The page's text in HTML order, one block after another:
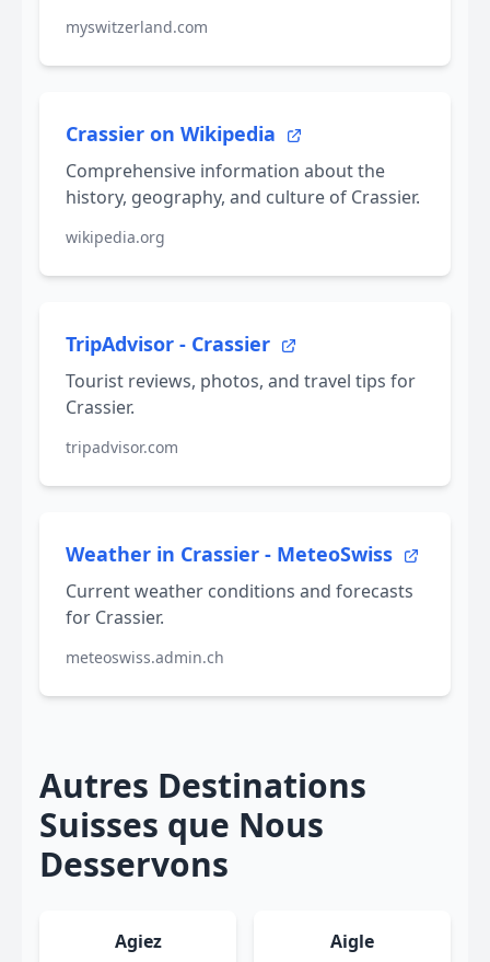
myswitzerland.com
Crassier on Wikipedia
Comprehensive information about the
history, geography, and culture of Crassier.
wikipedia.org
TripAdvisor - Crassier
Tourist reviews, photos, and travel tips for
Crassier.
tripadvisor.com
Weather in Crassier - MeteoSwiss
Current weather conditions and forecasts
for Crassier.
meteoswiss.admin.ch
Autres Destinations
Suisses que Nous
Desservons
Agiez Aigle